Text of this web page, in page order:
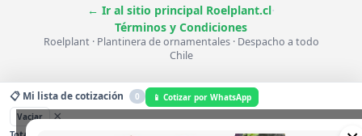
← Ir al sitio principal Roelplant.cl·
Términos y Condiciones
Roelplant · Plantinera de ornamentales · Despacho a todo
Chile
📋 Mi lista de cotización 0
📱 Cotizar por WhatsApp
Vaciar
×